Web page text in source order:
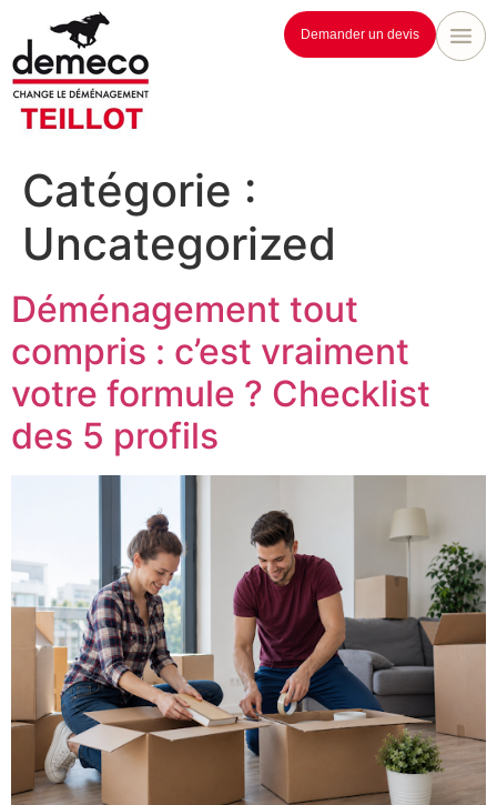
Demander un devis
Catégorie :
Uncategorized
Déménagement tout
compris : c’est vraiment
votre formule ? Checklist
des 5 profils